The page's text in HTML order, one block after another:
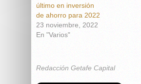
último en inversión
de ahorro para 2022
23 noviembre, 2022
En "Varios"
Redacción Getafe Capital